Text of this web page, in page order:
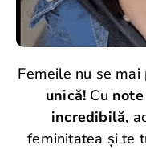
Femeile nu se
unică! Cu
incredibilă,
feminitatea și te